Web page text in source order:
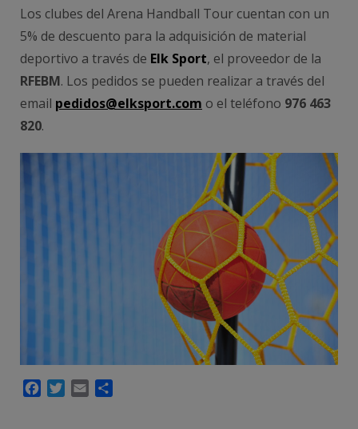
Los clubes del Arena Handball Tour cuentan con un
5% de descuento para la adquisición de material
deportivo a través de Elk Sport, el proveedor de la
RFEBM. Los pedidos se pueden realizar a través del
email pedidos@elksport.com o el teléfono 976 463
820.
FacebookTwitter
Email